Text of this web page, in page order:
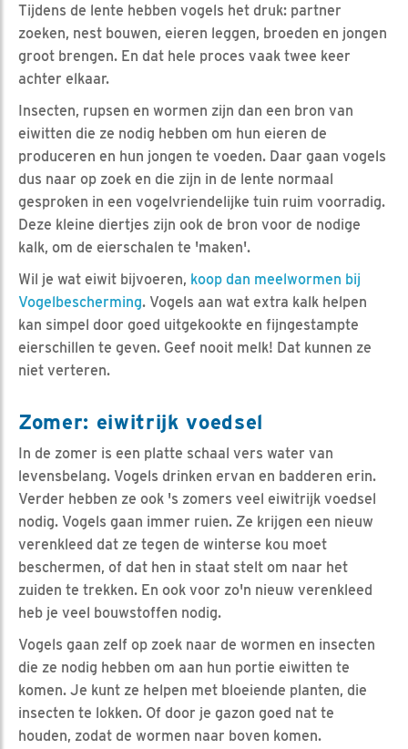
Tijdens de lente hebben vogels het druk: partner
zoeken, nest bouwen, eieren leggen, broeden en jongen
groot brengen. En dat hele proces vaak twee keer
achter elkaar.
Insecten, rupsen en wormen zijn dan een bron van
eiwitten die ze nodig hebben om hun eieren de
produceren en hun jongen te voeden. Daar gaan vogels
dus naar op zoek en die zijn in de lente normaal
gesproken in een vogelvriendelijke tuin ruim voorradig.
Deze kleine diertjes zijn ook de bron voor de nodige
kalk, om de eierschalen te 'maken'.
Wil je wat eiwit bijvoeren, koop dan meelwormen bij
Vogelbescherming. Vogels aan wat extra kalk helpen
kan simpel door goed uitgekookte en fijngestampte
eierschillen te geven. Geef nooit melk! Dat kunnen ze
niet verteren.
Zomer: eiwitrijk voedsel
In de zomer is een platte schaal vers water van
levensbelang. Vogels drinken ervan en badderen erin.
Verder hebben ze ook 's zomers veel eiwitrijk voedsel
nodig. Vogels gaan immer ruien. Ze krijgen een nieuw
verenkleed dat ze tegen de winterse kou moet
beschermen, of dat hen in staat stelt om naar het
zuiden te trekken. En ook voor zo'n nieuw verenkleed
heb je veel bouwstoffen nodig.
Vogels gaan zelf op zoek naar de wormen en insecten
die ze nodig hebben om aan hun portie eiwitten te
komen. Je kunt ze helpen met bloeiende planten, die
insecten te lokken. Of door je gazon goed nat te
houden, zodat de wormen naar boven komen.